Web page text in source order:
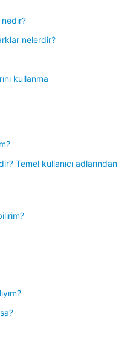
nedir?
nelerdir?
kullanma
Temel kullanıcı adlarından